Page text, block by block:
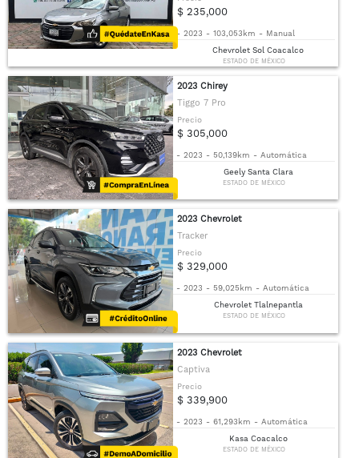
$ 235,000
- 2023 - 103,053km - Manual
Chevrolet Sol Coacalco
ESTADO DE MÉXICO
2023 Chirey
Tiggo 7 Pro
Precio
$ 305,000
- 2023 - 50,139km - Automática
Geely Santa Clara
ESTADO DE MÉXICO
2023 Chevrolet
Tracker
Precio
$ 329,000
- 2023 - 59,025km - Automática
Chevrolet Tlalnepantla
ESTADO DE MÉXICO
2023 Chevrolet
Captiva
Precio
$ 339,900
- 2023 - 61,293km - Automática
Kasa Coacalco
ESTADO DE MÉXICO